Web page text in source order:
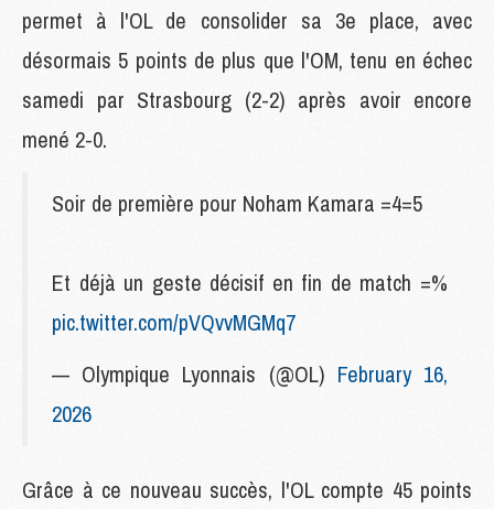
permet à l'OL de consolider sa 3e place, avec
désormais 5 points de plus que l'OM, tenu en échec
samedi par Strasbourg (2-2) après avoir encore
mené 2-0.
Soir de première pour Noham Kamara =4=5
Et déjà un geste décisif en fin de match =%
pic.twitter.com/pVQvvMGMq7
— Olympique Lyonnais (@OL) February 16,
2026
Grâce à ce nouveau succès, l'OL compte 45 points